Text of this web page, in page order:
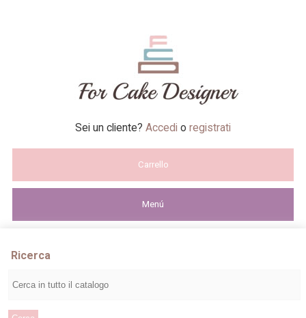
Sei un cliente? Accedi o registrati
Carrello
Menú
Ricerca